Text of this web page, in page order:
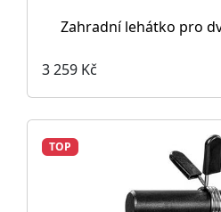
Zahradní lehátko pro
3 259 Kč
TOP